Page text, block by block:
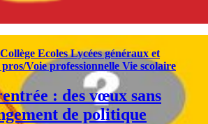
Collège EcolesLycées généraux et
pros/Voie professionnelle Vie scolaire
: des vœux sans
de politique